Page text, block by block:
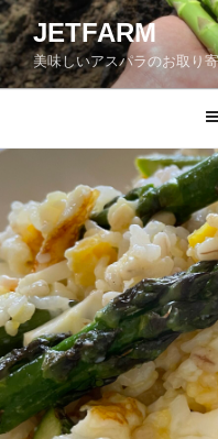
コ
ン
テ
ン
キ
ッ
プ
JETFARM
美味しいアスパラのお取り